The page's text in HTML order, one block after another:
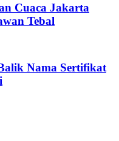
Cuaca Jakarta
Tebal
Nama Sertifikat